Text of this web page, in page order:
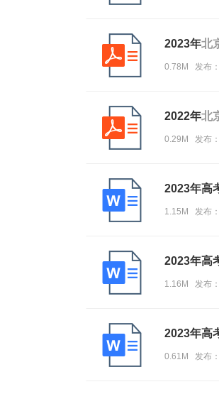
2023年北
0.78M 发布
2022年北
0.29M 发布
2023年高
1.15M 发布
2023年高
1.16M 发布
2023年高
0.61M 发布